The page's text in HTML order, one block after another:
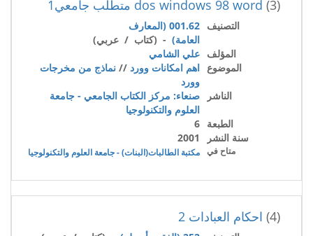
(3) dos windows 98 word متطلب جامعي1
التصنيف
001.62 (المعارف
العامة) - (كتاب / عربي)
المؤلف علي الشامي
الموضوع اهم امكانات وورد // نماذج من مخرجات
وورد
الناشر
صنعاء: مركز الكتاب الجامعي - جامعة
العلوم والتكنولوجيا
الطبعة 6
سنة النشر
2001
متاح في مكتبة الطالبات(البنات) - جامعة العلوم والتكنولوجيا
(4) احكام العبادات 2